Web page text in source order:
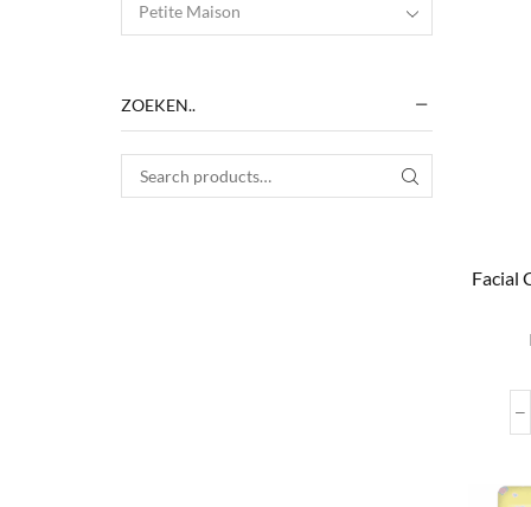
Facial
Petite Maison
ZOEKEN..
Search for: SEARCH